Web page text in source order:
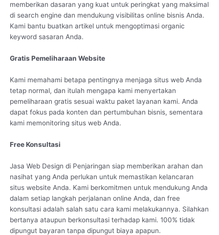
memberikan dasaran yang kuat untuk peringkat yang maksimal
di search engine dan mendukung visibilitas online bisnis Anda.
Kami bantu buatkan artikel untuk mengoptimasi organic
keyword sasaran Anda.
Gratis Pemeliharaan Website
Kami memahami betapa pentingnya menjaga situs web Anda
tetap normal, dan itulah mengapa kami menyertakan
pemeliharaan gratis sesuai waktu paket layanan kami. Anda
dapat fokus pada konten dan pertumbuhan bisnis, sementara
kami memonitoring situs web Anda.
Free Konsultasi
Jasa Web Design di Penjaringan siap memberikan arahan dan
nasihat yang Anda perlukan untuk memastikan kelancaran
situs website Anda. Kami berkomitmen untuk mendukung Anda
dalam setiap langkah perjalanan online Anda, dan free
konsultasi adalah salah satu cara kami melakukannya. Silahkan
bertanya ataupun berkonsultasi terhadap kami. 100% tidak
dipungut bayaran tanpa dipungut biaya apapun.